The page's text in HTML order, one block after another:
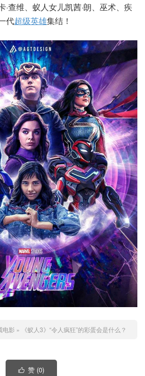
·查维、蚁人女儿凯茜·朗、巫术、疾
代超级英雄集结！
电影 » 《蚁人3》“令人疯狂”的彩蛋会是什么？
 赞 (0)